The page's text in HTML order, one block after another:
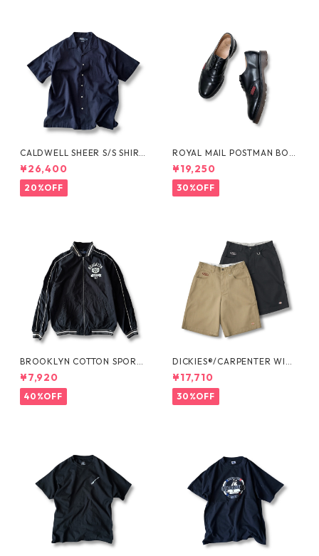
CALDWELL SHEER S/S SHIRT
by Polo Ralph Lauren
¥26,400
20%OFF
ROYAL MAIL POSTMAN BOO
TS by Dr.MARTENS
¥19,250
30%OFF
BROOKLYN COTTON SPORT
JKT by Polo Ralph Lauren
¥7,920
40%OFF
DICKIES®/CARPENTER WIDE
SHORTS -SEDAN ALL-PURPO
SE-
¥17,710
30%OFF